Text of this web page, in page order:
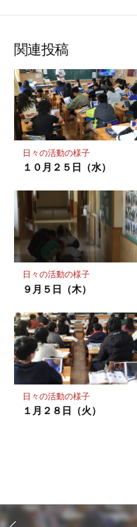
ア
ク
マ
ー
ク
に
存
関連投稿
日々の活動の様子
１０月２５日（水）
日々の活動の様子
９月５日（木）
日々の活動の様子
１月２８日（火）